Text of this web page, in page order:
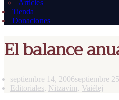
Articles
Tienda
Donaciones
El balance
septiembre 14, 2006septiembre
Editoriales, Nitzavím, Vaiélej